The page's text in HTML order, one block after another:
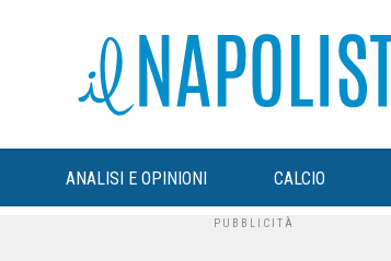
ANALISI E OPINIONI CALCIO